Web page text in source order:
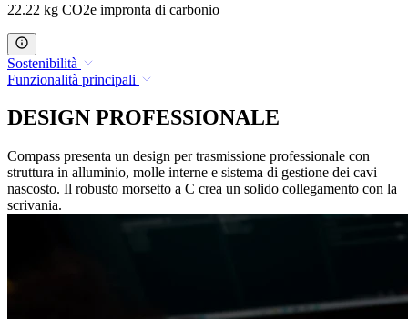
22.22 kg CO2e impronta di carbonio
Sostenibilità
Funzionalità principali
DESIGN PROFESSIONALE
Compass presenta un design per trasmissione professionale con
struttura in alluminio, molle interne e sistema di gestione dei cavi
nascosto. Il robusto morsetto a C crea un solido collegamento con la
scrivania.